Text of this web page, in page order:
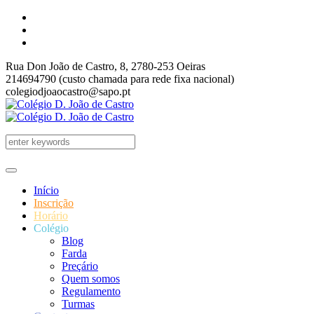
Rua Don João de Castro, 8, 2780-253 Oeiras
214694790 (custo chamada para rede fixa nacional)
colegiodjoaocastro@sapo.pt
Início
Inscrição
Horário
Colégio
Blog
Farda
Preçário
Quem somos
Regulamento
Turmas